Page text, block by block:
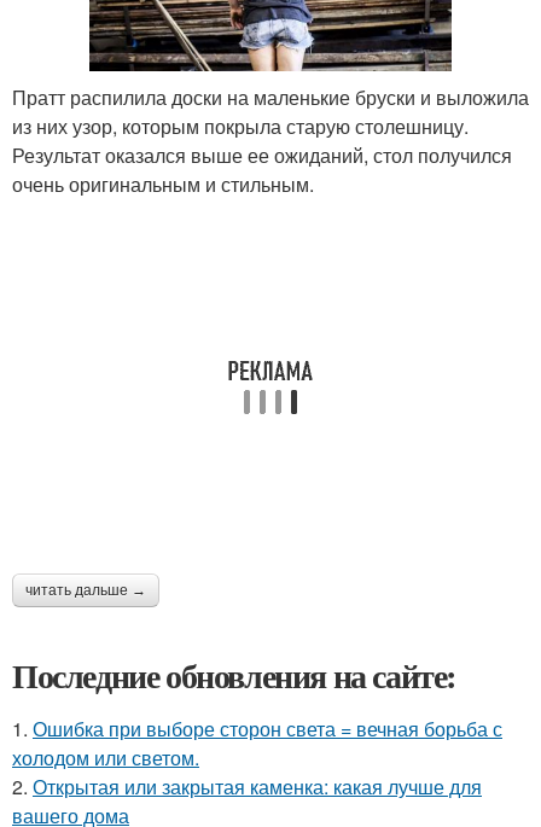
Пратт распилила доски на маленькие бруски и выложила
из них узор, которым покрыла старую столешницу.
Результат оказался выше ее ожиданий, стол получился
очень оригинальным и стильным.
читать дальше →
Последние обновления на сайте:
1. Ошибка при выборе сторон света = вечная борьба с
холодом или светом.
2. Открытая или закрытая каменка: какая лучше для
вашего дома